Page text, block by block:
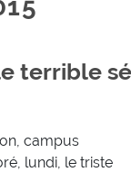
terrible
campus
lundi, le triste